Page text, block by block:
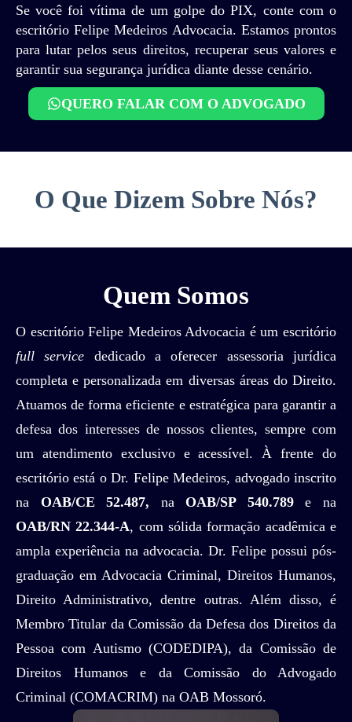
Se você foi vítima de um golpe do PIX, conte com o
escritório Felipe Medeiros Advocacia. Estamos prontos
para lutar pelos seus direitos, recuperar seus valores e
garantir sua segurança jurídica diante desse cenário.
QUERO FALAR COM O ADVOGADO
O Que Dizem Sobre Nós?
Quem Somos
O escritório Felipe Medeiros Advocacia é um escritório
full service dedicado a oferecer assessoria jurídica
completa e personalizada em diversas áreas do Direito.
Atuamos de forma eficiente e estratégica para garantir a
defesa dos interesses de nossos clientes, sempre com
um atendimento exclusivo e acessível. À frente do
escritório está o Dr. Felipe Medeiros, advogado inscrito
na OAB/CE 52.487, na OAB/SP 540.789e na
OAB/RN 22.344-A, com sólida formação acadêmica e
ampla experiência na advocacia. Dr. Felipe possui pós-
graduação em Advocacia Criminal, Direitos Humanos,
Direito Administrativo, dentre outras. Além disso, é
Membro Titular da Comissão da Defesa dos Direitos da
Pessoa com Autismo (CODEDIPA), da Comissão de
Direitos Humanos e da Comissão do Advogado
Criminal (COMACRIM) na OAB Mossoró.